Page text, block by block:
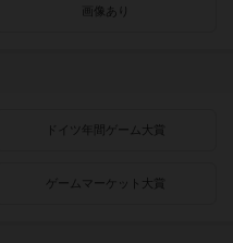
画像あり
ドイツ年間ゲーム大賞
ゲームマーケット大賞